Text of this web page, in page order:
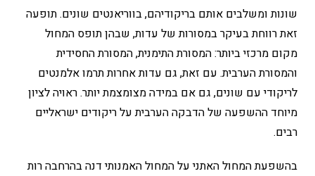
שונות ומשלבים אותם בריקודיהם, בווריאנטים שונים. תופעה
זאת רווחת בעיקר במסורות של עדות, שבהן תופס המחול
מקום מרכזי ביותר: המסורת התימנית, המסורת החסידית
והמסורת הערבית. עם זאת, גם עדות אחרות תרמו אלמנטים
לריקודי עם שונים, גם אם במידה מצומצמת יותר. ראויה לציון
מיוחד ההשפעה של הדבקה הערבית על ריקודים ישראליים
רבים.
בהשפעת המחול האתני על המחול האמנותי דנה בהרחבה רות